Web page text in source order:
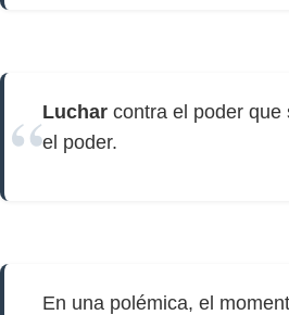
Luchar contra el poder que
el poder.
En una polémica, el